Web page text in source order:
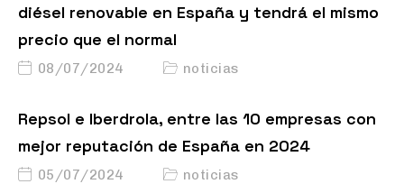
diésel renovable en España y tendrá el mismo
precio que el normal
08/07/2024 noticias
Repsol e Iberdrola, entre las 10 empresas con
mejor reputación de España en 2024
05/07/2024 noticias